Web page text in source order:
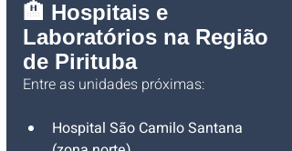
🏨 Hospitais e
Laboratórios na Região
de Pirituba
Entre as unidades próximas:
Hospital São Camilo Santana